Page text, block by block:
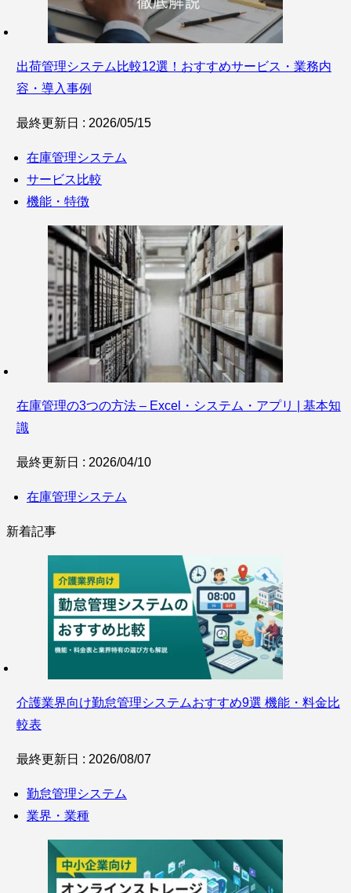
出荷管理システム比較12選！おすすめサービス・業務内
容・導入事例
最終更新日 : 2026/05/15
在庫管理システム
サービス比較
機能・特徴
在庫管理の3つの方法 – Excel・システム・アプリ | 基本知
識
最終更新日 : 2026/04/10
在庫管理システム
新着記事
介護業界向け勤怠管理システムおすすめ9選 機能・料金比
較表
最終更新日 : 2026/08/07
勤怠管理システム
業界・業種